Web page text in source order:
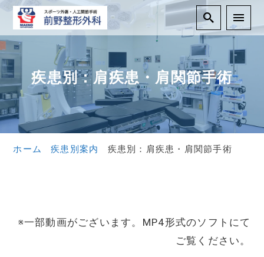
疾患別：肩疾患・肩関節手術
ホーム 疾患別案内 疾患別：肩疾患・肩関節手術
※一部動画がございます。MP4形式のソフトにて
ご覧ください。